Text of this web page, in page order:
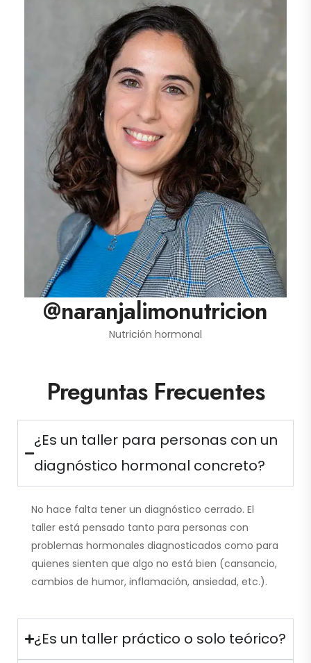
@naranjalimonutricion
Nutrición hormonal
Preguntas Frecuentes
¿Es un taller para personas con un
diagnóstico hormonal concreto?
No hace falta tener un diagnóstico cerrado. El
taller está pensado tanto para personas con
problemas hormonales diagnosticados como para
quienes sienten que algo no está bien (cansancio,
cambios de humor, inflamación, ansiedad, etc.).
¿Es un taller práctico o solo teórico?